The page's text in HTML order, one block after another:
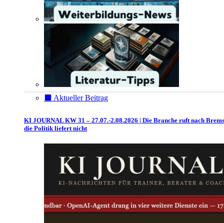
⬛️ Aktueller Beitrag
KI JOURNAL KW 31 – 27.07.-2.08.2026 | Die Branche ruft nach
die Politik liefert nicht